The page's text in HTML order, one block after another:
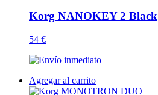
Korg NANOKEY 2 Black
54 €
Agregar al carrito